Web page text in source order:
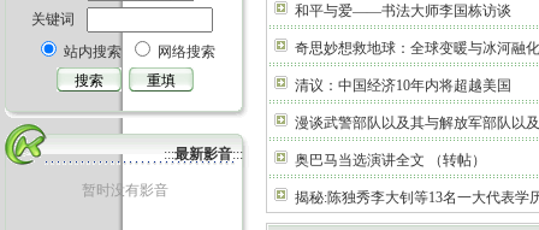
关键词
站内搜索
网络搜索
:::最新影音:::
暂时没有影音
和平与爱——书法大师李国栋访谈
奇思妙想救地球：全球变暖与冰河融化
清议：中国经济10年内将超越美国
漫谈武警部队以及其与解放军部队以
奥巴马当选演讲全文 （转帖）
揭秘:陈独秀李大钊等13名一大代表学